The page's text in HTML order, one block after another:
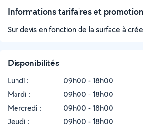
Informations tarifaires et
Sur devis en fonction de la surface à
Disponibilités
Lundi :
09h00 - 18h00
Mardi :
09h00 - 18h00
Mercredi :
09h00 - 18h00
Jeudi :
09h00 - 18h00